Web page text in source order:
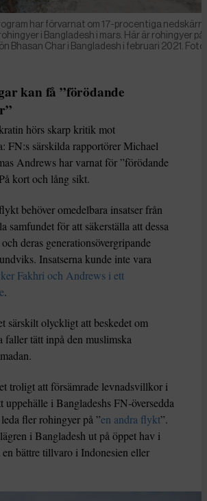
har förvarnat om 17-procentiga
i Bangladesh i mars. Här är rohingyer på
Bhasan Char i Bangladesh i februari 2021. Foto:
kan få ”förödande
hörs skarp kritik mot
FN:s särskilda rapportörer Michael
Andrews har varnat för ”förödande
kort och lång sikt.
behöver omedelbara insatser från
samfundet för att säkerställa att dessa
deras generationsövergripande
Insatserna kunde inte vara
Fakhri och Andrews i ett
.
särskilt olyckligt att beskedet om
faller tätt inpå den muslimska
troligt att försämrade levnadsvillkor i
uppehälle i Bangladeshs FN-översedda
fler rohingyer på ”en andra flykt”.
i Bangladesh ut på öppet hav i
bättre tillvaro i Indonesien eller